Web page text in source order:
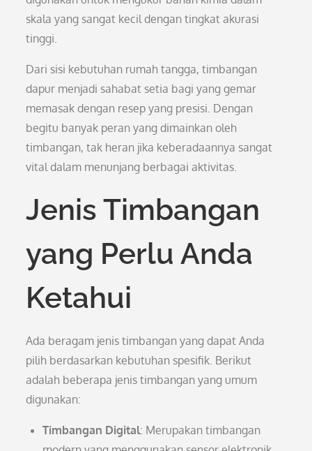
skala yang sangat kecil dengan tingkat akurasi
tinggi.
Dari sisi kebutuhan rumah tangga, timbangan
dapur menjadi sahabat setia bagi yang gemar
memasak dengan resep yang presisi. Dengan
begitu banyak peran yang dimainkan oleh
timbangan, tak heran jika keberadaannya sangat
vital dalam menunjang berbagai aktivitas.
Jenis Timbangan
yang Perlu Anda
Ketahui
Ada beragam jenis timbangan yang dapat Anda
pilih berdasarkan kebutuhan spesifik. Berikut
adalah beberapa jenis timbangan yang umum
digunakan:
Timbangan Digital: Merupakan timbangan